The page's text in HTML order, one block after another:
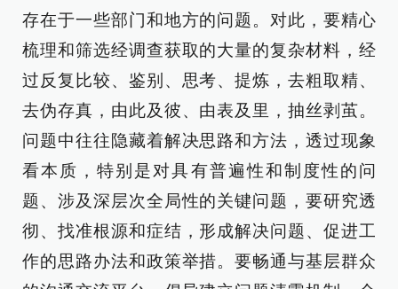
存在于一些部门和地方的问题。对此，要精心
梳理和筛选经调查获取的大量的复杂材料，经
过反复比较、鉴别、思考、提炼，去粗取精、
去伪存真，由此及彼、由表及里，抽丝剥茧。
问题中往往隐藏着解决思路和方法，透过现象
看本质，特别是对具有普遍性和制度性的问
题、涉及深层次全局性的关键问题，要研究透
彻、找准根源和症结，形成解决问题、促进工
作的思路办法和政策举措。要畅通与基层群众